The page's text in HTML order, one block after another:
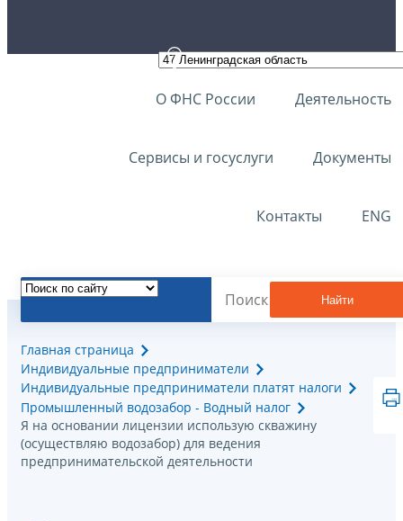
О ФНС России Деятельность
Сервисы и госуслуги Документы
Контакты ENG
Найти
Главная страница
Индивидуальные предприниматели
Индивидуальные предприниматели платят налоги
Промышленный водозабор - Водный налог
Я на основании лицензии использую скважину
(осуществляю водозабор) для ведения
предпринимательской деятельности